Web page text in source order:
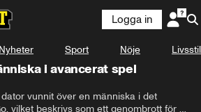
Logga in
Nyheter Sport Nöje Livsstil
i avancerat spel
vunnit över en människa i det
vilket beskrivs som ett genombrott för